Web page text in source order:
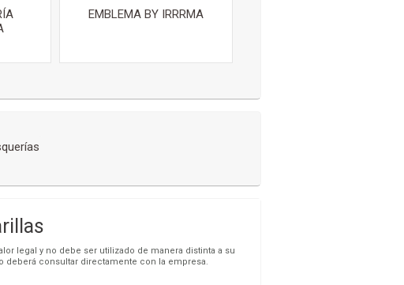
EMBLEMA BY IRRRMA
legal y no debe ser utilizado de manera distinta a su
deberá consultar directamente con la empresa.